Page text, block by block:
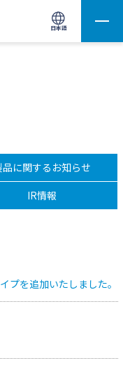
日本語
サイト内検索(Enterで実行)
品に関するお知らせ
IR情報
プを追加いたしました。